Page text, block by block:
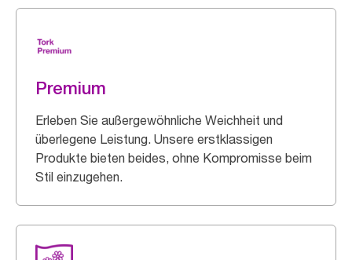
Premium
Erleben Sie außergewöhnliche Weichheit und
überlegene Leistung. Unsere erstklassigen
Produkte bieten beides, ohne Kompromisse beim
Stil einzugehen.